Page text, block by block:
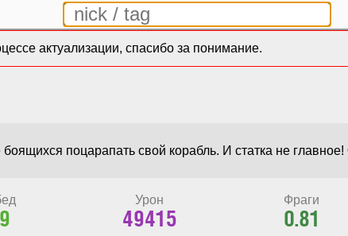
актуализации, спасибо за понимание.
Урон
49415
Фраги
0.81